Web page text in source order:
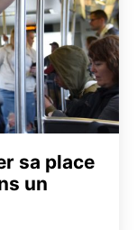
sa place
un